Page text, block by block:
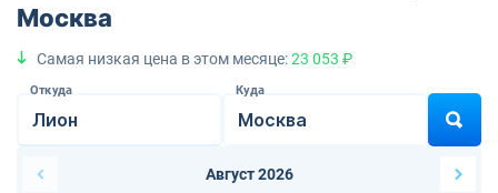
Москва
Самая низкая цена в этом месяце:23 053 ₽
Откуда Куда
Август 2026